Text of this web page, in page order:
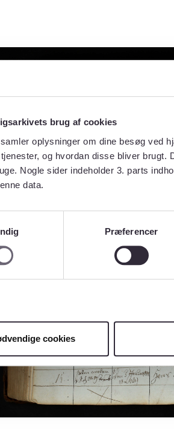
brug af cookies
oplysninger om dine besøg ved
og hvordan disse bliver
Nogle sider indeholder 3. parts
data.
Præferencer
cookies